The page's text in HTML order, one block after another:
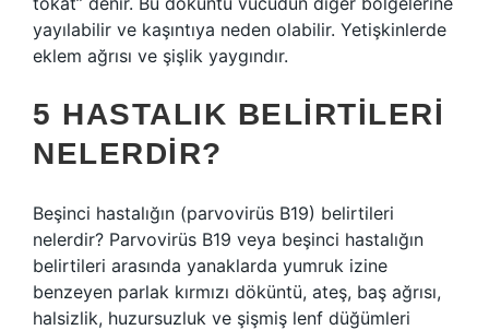
yayılabilir ve kaşıntıya neden olabilir. Yetişkinlerde
eklem ağrısı ve şişlik yaygındır.
5 HASTALIK BELIRTILERI
NELERDIR?
Beşinci hastalığın (parvovirüs B19) belirtileri
nelerdir? Parvovirüs B19 veya beşinci hastalığın
belirtileri arasında yanaklarda yumruk izine
benzeyen parlak kırmızı döküntü, ateş, baş ağrısı,
halsizlik, huzursuzluk ve şişmiş lenf düğümleri